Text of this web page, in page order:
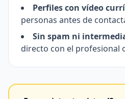
Perfiles con vídeo
personas antes de
Sin spam ni
directo con el profesional